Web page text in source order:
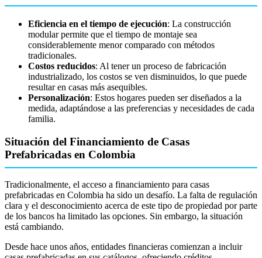
Eficiencia en el tiempo de ejecución: La construcción
modular permite que el tiempo de montaje sea
considerablemente menor comparado con métodos
tradicionales.
Costos reducidos: Al tener un proceso de fabricación
industrializado, los costos se ven disminuidos, lo que puede
resultar en casas más asequibles.
Personalización: Estos hogares pueden ser diseñados a la
medida, adaptándose a las preferencias y necesidades de cada
familia.
Situación del Financiamiento de Casas
Prefabricadas en Colombia
Tradicionalmente, el acceso a financiamiento para casas
prefabricadas en Colombia ha sido un desafío. La falta de regulación
clara y el desconocimiento acerca de este tipo de propiedad por parte
de los bancos ha limitado las opciones. Sin embargo, la situación
está cambiando.
Desde hace unos años, entidades financieras comienzan a incluir